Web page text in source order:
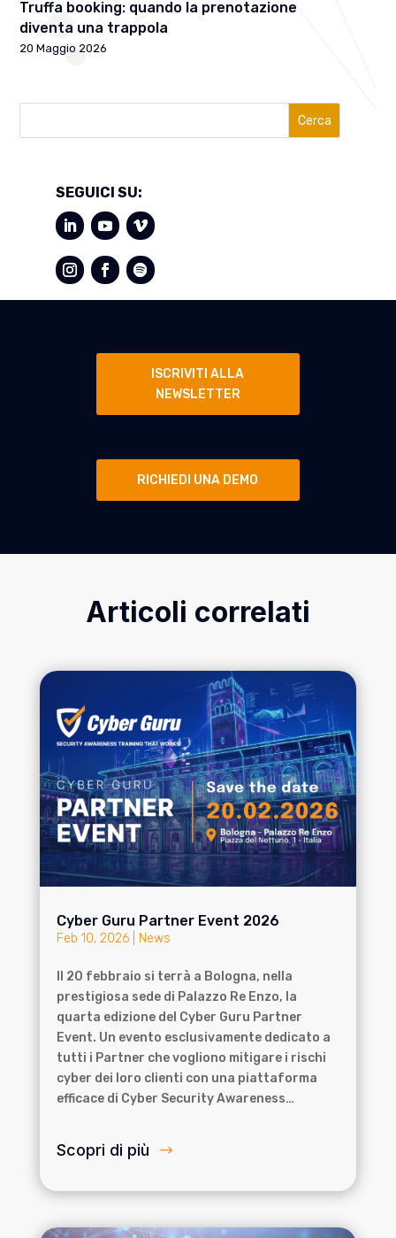
Truffa booking: quando la prenotazione
diventa una trappola
20 Maggio 2026
Cerca
SEGUICI SU:
ISCRIVITI ALLA
NEWSLETTER
RICHIEDI UNA DEMO
Articoli correlati
Cyber Guru Partner Event 2026
Feb 10, 2026| News
Il 20 febbraio si terrà a Bologna, nella
prestigiosa sede di Palazzo Re Enzo, la
quarta edizione del Cyber Guru Partner
Event. Un evento esclusivamente dedicato a
tutti i Partner che vogliono mitigare i rischi
cyber dei loro clienti con una piattaforma
efficace di Cyber Security Awareness…
Scopri di più